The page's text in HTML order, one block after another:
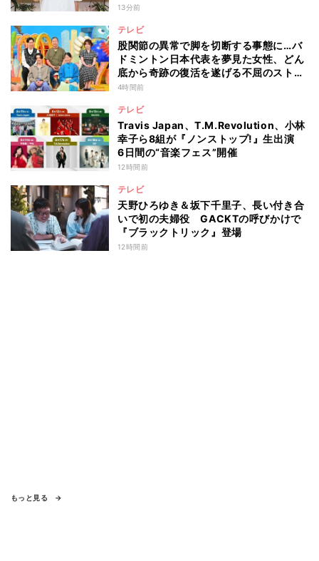
13分前
テレビ
股関節の異常で脚を切断する事態に…バ
ドミントン日本代表を夢見た女性、どん
底から奇跡の復活を遂げる不屈のストー
リー『仰天』が再現
4時間前
テレビ
Travis Japan、T.M.Revolution、小林
幸子ら8組が『ノンストップ!』生出演
6日間の“音楽フェス”開催
12時間前
テレビ
天野ひろゆき＆坂下千里子、長い付き合
いで初の夫婦役 GACKTの呼びかけで
『ブラックトリック』登場
12時間前
もっと見る